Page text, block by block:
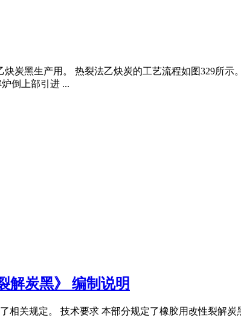
炭黑生产用。 热裂法乙炔炭的工艺流程如图329所
倒上部引进 ...
解炭黑》 编制说明
相关规定。 技术要求 本部分规定了橡胶用改性裂解